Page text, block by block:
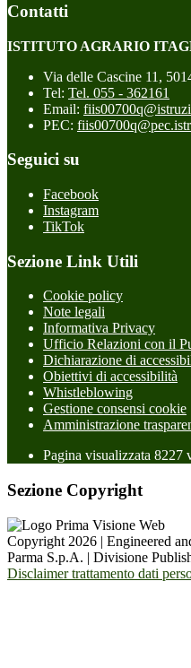
Contatti
ISTITUTO AGRARIO
Via delle Cascine 11,
Tel: Tel. 055 - 362161
Email:
PEC:
Seguici su
Facebook
Instagram
TikTok
Sezione Link Utili
Cookie policy
Note legali
Informativa Privacy
Ufficio Relazioni con il
Dichiarazione di
Obiettivi di accessibilità
Whistleblowing
Gestione consensi cookie
Amministrazione
Pagina visualizzata 8227
Sezione Copyright
Copyright 2026 | Engineered
Parma S.p.A. | Divisione
Disclaimer trattamento dati